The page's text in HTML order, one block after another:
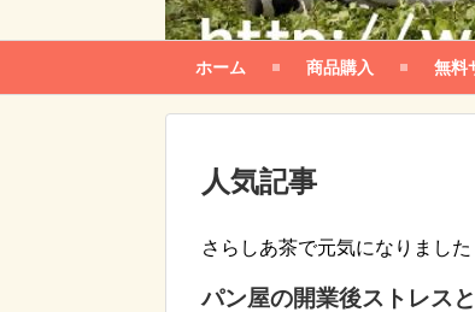
ホーム 商品購入 無料
人気記事
さらしあ茶で元気になりました
パン屋の開業後ストレス